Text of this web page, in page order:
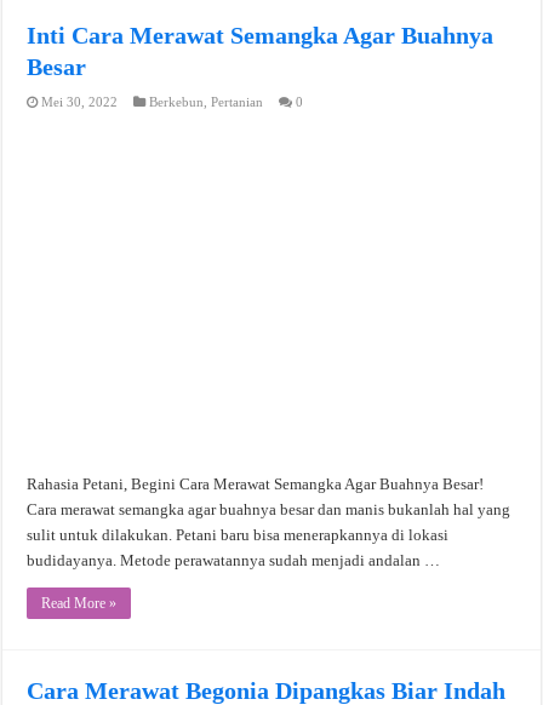
Inti Cara Merawat Semangka Agar Buahnya
Besar
Mei 30, 2022 Berkebun ,Pertanian 0
Rahasia Petani, Begini Cara Merawat Semangka Agar Buahnya Besar!
Cara merawat semangka agar buahnya besar dan manis bukanlah hal yang
sulit untuk dilakukan. Petani baru bisa menerapkannya di lokasi
budidayanya. Metode perawatannya sudah menjadi andalan …
Read More »
Cara Merawat Begonia Dipangkas Biar Indah